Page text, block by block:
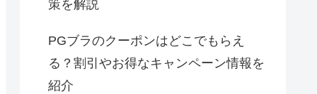
策を解説
PGブラのクーポンはどこでもらえ
る？割引やお得なキャンペーン情報を
紹介